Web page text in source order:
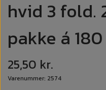
hvid 3 fold.
pakke á
25,50 kr.
Varenummer: 2574